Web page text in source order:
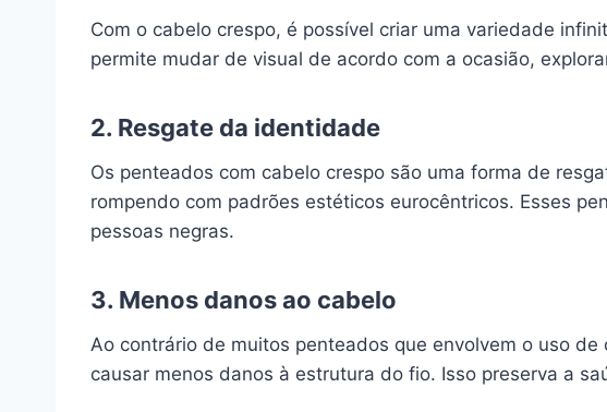
Com o cabelo crespo, é possível criar uma variedade
permite mudar de visual de acordo com a ocasião,
2. Resgate da identidade
Os penteados com cabelo crespo são uma forma de
rompendo com padrões estéticos eurocêntricos. Esses
pessoas negras.
3. Menos danos ao cabelo
Ao contrário de muitos penteados que envolvem o uso
causar menos danos à estrutura do fio. Isso preserva a